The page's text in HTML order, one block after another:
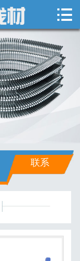
 网站首页
关于我们
新闻中心
产品展示
销售网络
在线留言
联系我们

联系